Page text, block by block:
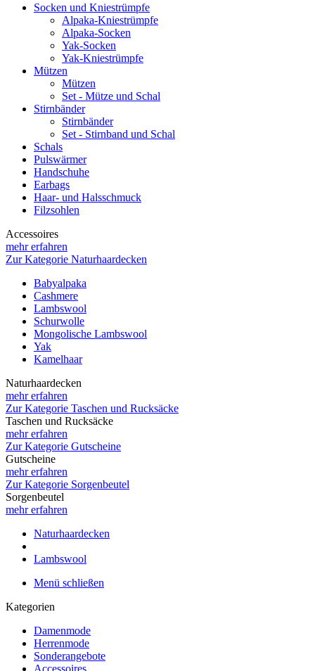
Socken und Kniestrümpfe
Alpaka-Kniestrümpfe
Alpaka-Socken
Yak-Socken
Yak-Kniestrümpfe
Mützen
Mützen
Set - Mütze und Schal
Stirnbänder
Stirnbänder
Set - Stirnband und Schal
Schals
Pulswärmer
Handschuhe
Earbags
Haar- und Halsschmuck
Filzsohlen
Accessoires
mehr erfahren
Zur Kategorie Naturhaardecken
Babyalpaka
Cashmere
Lambswool
Schurwolle
Mongolische Lambswool
Yak
Kamelhaar
Naturhaardecken
mehr erfahren
Zur Kategorie Taschen und Rucksäcke
Taschen und Rucksäcke
mehr erfahren
Zur Kategorie Gutscheine
Gutscheine
mehr erfahren
Zur Kategorie Sorgenbeutel
Sorgenbeutel
mehr erfahren
Naturhaardecken
Lambswool
Menü schließen
Kategorien
Damenmode
Herrenmode
Sonderangebote
Accessoires